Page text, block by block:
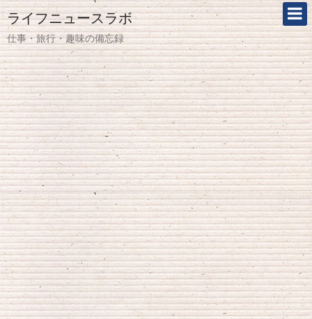
ライフニュースラボ
仕事・旅行・趣味の備忘録